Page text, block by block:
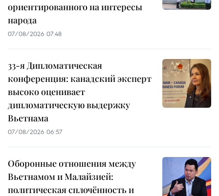
ориентированного на интересы
народа
07/08/2026 07:48
33-я Дипломатическая
конференция: канадский эксперт
высоко оценивает
дипломатическую выдержку
Вьетнама
07/08/2026 06:57
Оборонные отношения между
Вьетнамом и Малайзией:
политическая сплочённость и